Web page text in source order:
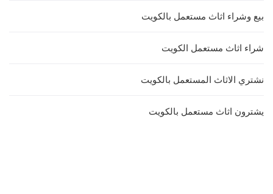
بيع وشراء اثاث مستعمل بالكويت
شراء اثاث مستعمل الكويت
نشتري الاثاث المستعمل بالكويت
يشترون اثاث مستعمل بالكويت